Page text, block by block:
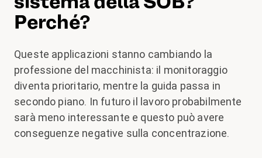
Perché?
Queste applicazioni stanno cambiando la
professione del macchinista: il monitoraggio
diventa prioritario, mentre la guida passa in
secondo piano. In futuro il lavoro probabilmente
sarà meno interessante e questo può avere
conseguenze negative sulla concentrazione.